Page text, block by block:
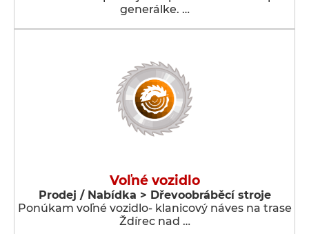
generálke. …
Voľné vozidlo
Prodej / Nabídka > Dřevoobráběcí stroje
Ponúkam voľné vozidlo- klanicový náves na trase
Ždírec nad …